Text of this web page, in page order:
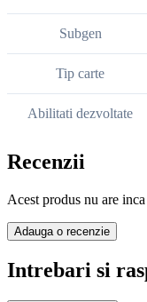
Subgen
Tip carte
Abilitati dezvoltate
Recenzii
Acest produs nu are
Adauga o recenzie
Intrebari si